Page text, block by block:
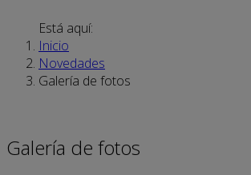
Está aquí:
Inicio
Novedades
Galería de fotos
Galería de fotos